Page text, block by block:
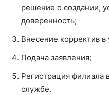
решение о создании,
доверенность;
Внесение корректив в
Подача заявления;
Регистрация филиала
службе.